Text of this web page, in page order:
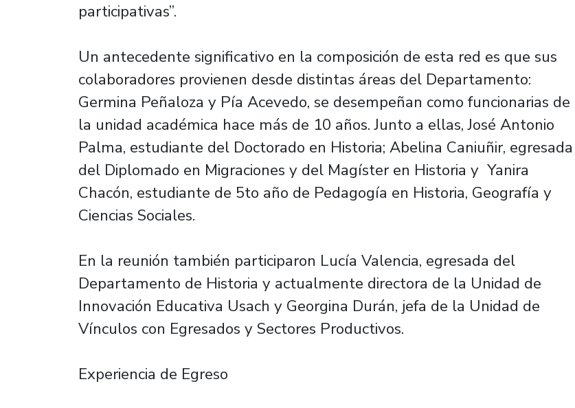
participativas”.
Un antecedente significativo en la composición de esta red es que sus
colaboradores provienen desde distintas áreas del Departamento:
Germina Peñaloza y Pía Acevedo, se desempeñan como funcionarias de
la unidad académica hace más de 10 años. Junto a ellas, José Antonio
Palma, estudiante del Doctorado en Historia; Abelina Caniuñir, egresada
del Diplomado en Migraciones y del Magíster en Historia y Yanira
Chacón, estudiante de 5to año de Pedagogía en Historia, Geografía y
Ciencias Sociales.
En la reunión también participaron Lucía Valencia, egresada del
Departamento de Historia y actualmente directora de la Unidad de
Innovación Educativa Usach y Georgina Durán, jefa de la Unidad de
Vínculos con Egresados y Sectores Productivos.
Experiencia de Egreso